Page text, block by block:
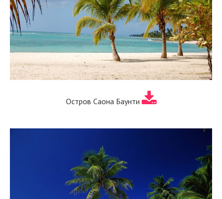
Остров Саона Баунти